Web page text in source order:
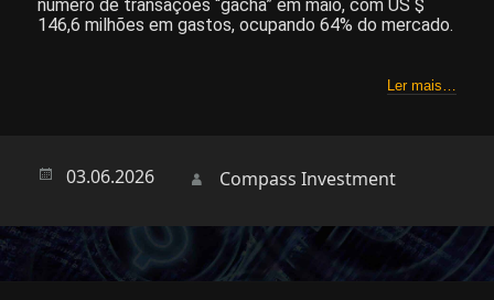
número de transações “gacha” em maio, com US $
146,6 milhões em gastos, ocupando 64% do mercado.
Ler mais…
03.06.2026 Автор
Compass Investment